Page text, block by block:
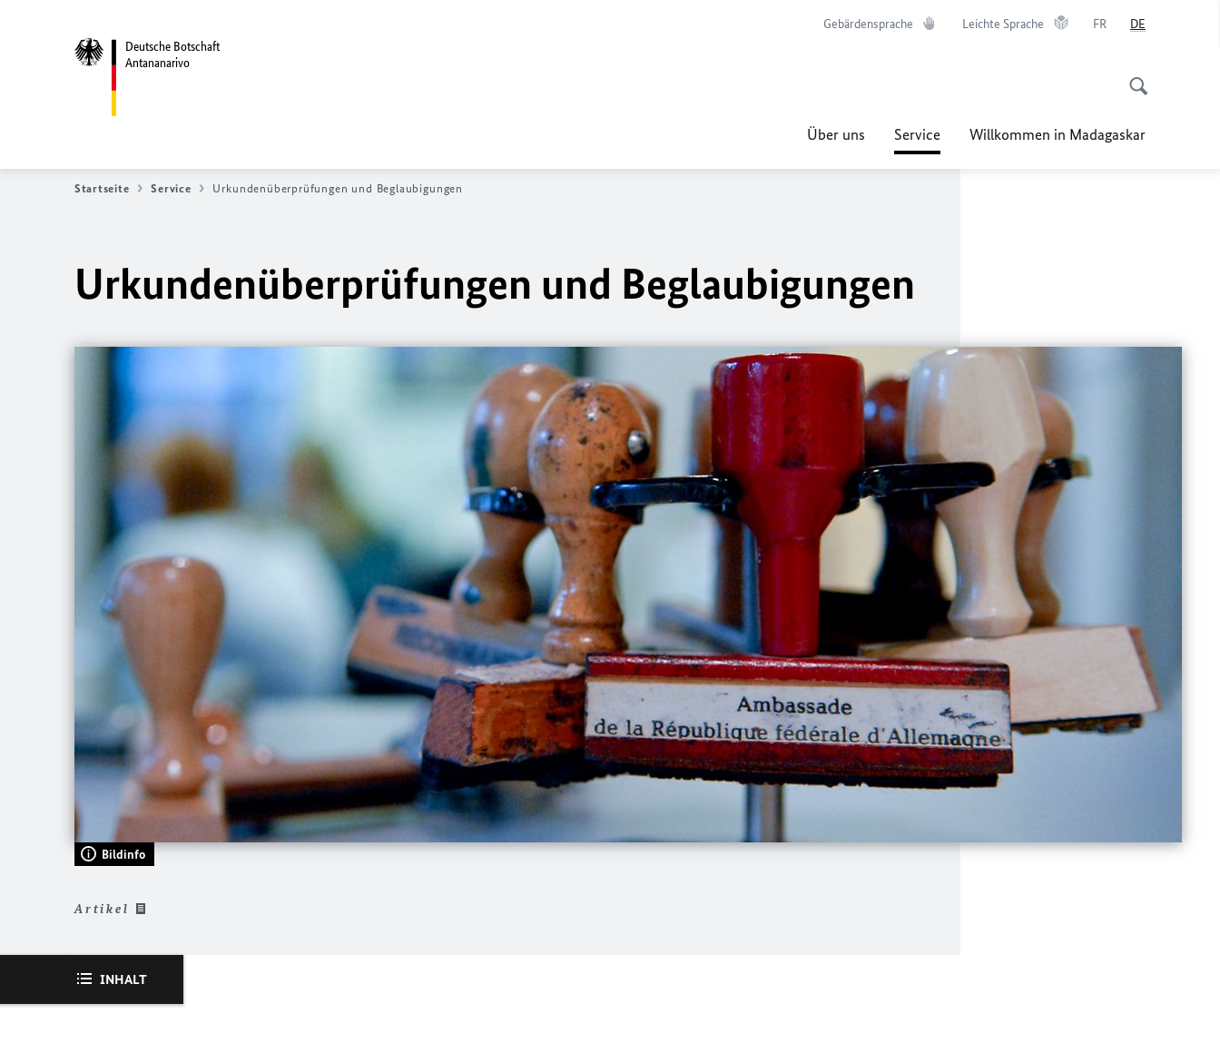
Deutsche Botschaft
Antananarivo
Gebärdensprache Leichte Sprache FR DE
Über uns Service Willkommen in Madagaskar
Startseite Service Urkundenüberprüfungen und Beglaubigungen
Urkundenüberprüfungen und Beglaubigungen
Bildinfo
Artikel
INHALT